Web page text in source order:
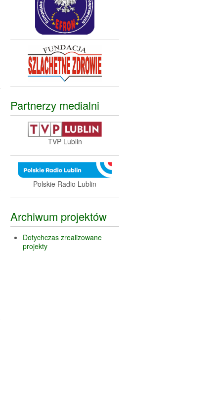
Partnerzy medialni
TVP Lublin
Polskie Radio Lublin
Archiwum projektów
Dotychczas zrealizowane
projekty